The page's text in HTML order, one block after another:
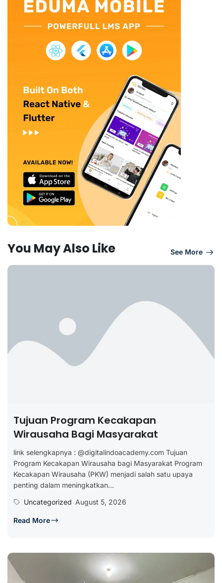
You May Also Like See More
Tujuan Program Kecakapan
Wirausaha Bagi Masyarakat
link selengkapnya : @digitalindoacademy.com Tujuan
Program Kecakapan Wirausaha bagi Masyarakat Program
Kecakapan Wirausaha (PKW) menjadi salah satu upaya
penting dalam meningkatkan...
Uncategorized August 5, 2026
Read More